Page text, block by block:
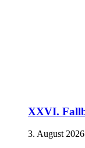
XXVI.
3. August 2026